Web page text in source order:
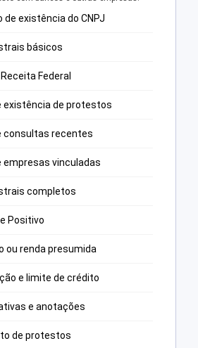
de existência do CNPJ
básicos
Federal
existência de protestos
consultas recentes
empresas vinculadas
completos
Positivo
ou renda presumida
e limite de crédito
e anotações
de protestos